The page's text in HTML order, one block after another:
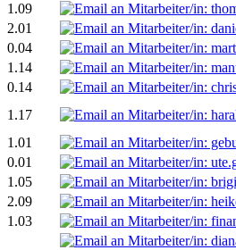
1.09
2.01
0.04
1.14
0.14
1.17
1.01
0.01
1.05
2.09
1.03